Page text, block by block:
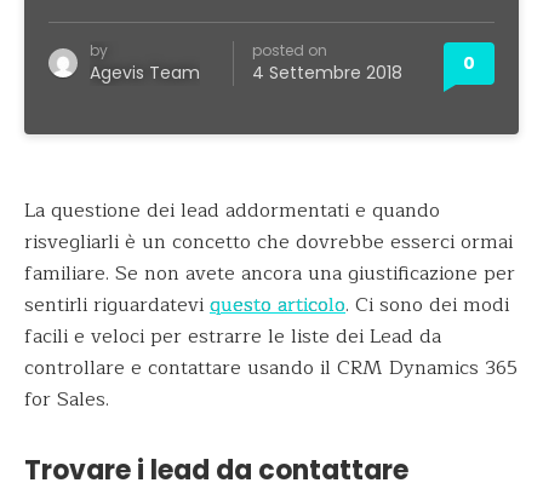
by
Agevis Team
posted on
4 Settembre 2018 0
La questione dei lead addormentati e quando
risvegliarli è un concetto che dovrebbe esserci ormai
familiare. Se non avete ancora una giustificazione per
sentirli riguardateviquesto articolo. Ci sono dei modi
facili e veloci per estrarre le liste dei Lead da
controllare e contattare usando il CRM Dynamics 365
for Sales.
Trovare i lead da contattare